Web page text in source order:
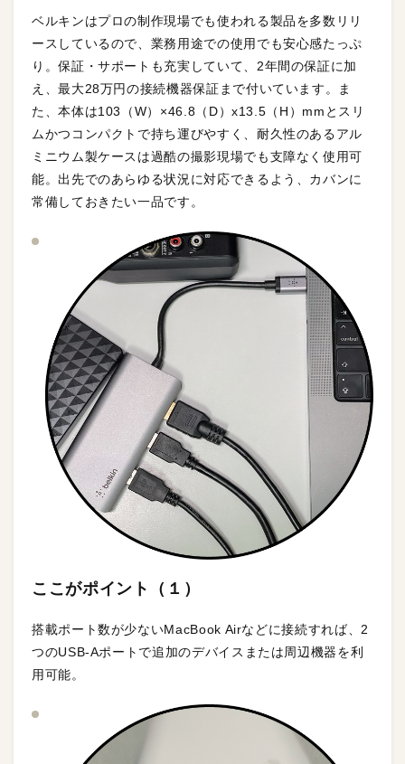
ベルキンはプロの制作現場でも使われる製品を多数リリ
ースしているので、業務用途での使用でも安心感たっぷ
り。保証・サポートも充実していて、2年間の保証に加
え、最大28万円の接続機器保証まで付いています。ま
た、本体は103（W）×46.8（D）x13.5（H）mmとスリ
ムかつコンパクトで持ち運びやすく、耐久性のあるアル
ミニウム製ケースは過酷の撮影現場でも支障なく使用可
能。出先でのあらゆる状況に対応できるよう、カバンに
常備しておきたい一品です。
ここがポイント（１）
搭載ポート数が少ないMacBook Airなどに接続すれば、2
つのUSB-Aポートで追加のデバイスまたは周辺機器を利
用可能。